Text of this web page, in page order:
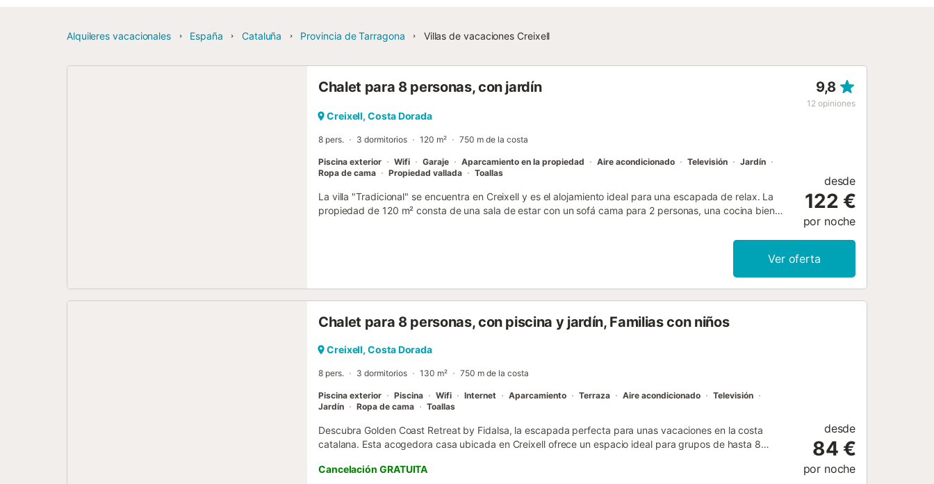
Alquileres vacacionales España Cataluña Provincia de Tarragona Villas de vacaciones Creixell
Chalet para 8 personas, con jardín 9,8
12 opiniones
Creixell, Costa Dorada
8 pers. 3 dormitorios 120 m² 750 m de la costa
Piscina exterior Wifi Garaje Aparcamiento en la propiedad Aire acondicionado Televisión
Jardín
Ropa de cama
Propiedad vallada Toallas
La villa "Tradicional" se encuentra en Creixell y es el alojamiento ideal para una escapada de relax. La
propiedad de 120 m² consta de una sala de estar con un sofá cama para 2 personas, una cocina bien
adicionales incluyen Wi-Fi (apto para videollamadas), televisión, aire acondicionado, ventilador,
calefacción, lavadora y secadora. Además, hay una mesa de ping-pong a su disposición. También hay
una cuna. Su zona exterior privada incluye una piscina (abierta todo el año), un jardín y una barbacoa. La
propiedad también tiene acceso a una terraza cubierta compartida. Hay aparcamiento disponible en un
desde
122 €
por noche
Ver oferta
Chalet para 8 personas, con piscina y jardín, Familias con niños
Creixell, Costa Dorada
8 pers. 3 dormitorios 130 m² 750 m de la costa
Piscina exterior Piscina Wifi Internet Aparcamiento Terraza Aire acondicionado
Televisión
Jardín
Ropa de cama Toallas
Descubra Golden Coast Retreat by Fidalsa, la escapada perfecta para unas vacaciones en la costa
catalana. Esta acogedora casa ubicada en Creixell ofrece un espacio ideal para grupos de hasta 8
La propiedad está completamente equipada con todo lo necesario para una estancia inolvidable. Cuenta
Cancelación GRATUITA
desde
84 €
por noche